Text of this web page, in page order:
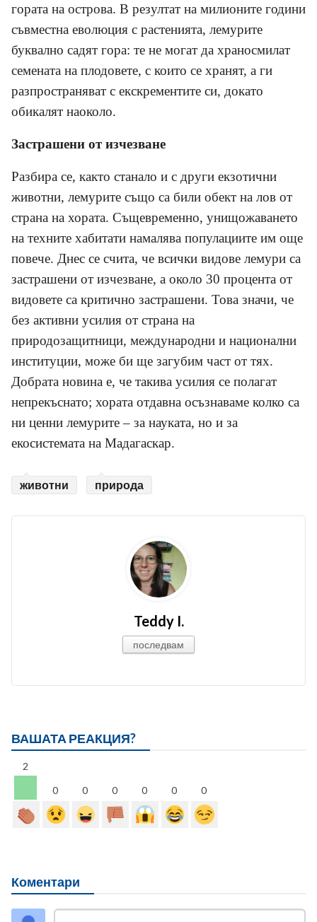
гората на острова. В резултат на милионите години
съвместна еволюция с растенията, лемурите
буквално садят гора: те не могат да храносмилат
семената на плодовете, с които се хранят, а ги
разпространяват с екскрементите си, докато
обикалят наоколо.
Застрашени от изчезване
Разбира се, както станало и с други екзотични
животни, лемурите също са били обект на лов от
страна на хората. Същевременно, унищожаването
на техните хабитати намалява популациите им още
повече. Днес се счита, че всички видове лемури са
застрашени от изчезване, а около 30 процента от
видовете са критично застрашени. Това значи, че
без активни усилия от страна на
природозащитници, международни и национални
институции, може би ще загубим част от тях.
Добрата новина е, че такива усилия се полагат
непрекъснато; хората отдавна осъзнаваме колко са
ни ценни лемурите – за науката, но и за
екосистемата на Мадагаскар.
животни природа
Teddy I.
последвам
ВАШАТА РЕАКЦИЯ?
2
0
0 0 0 0 0
Коментари